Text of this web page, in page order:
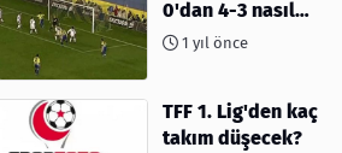
0'dan 4-3 nasıl
kaybetti?
1 yıl önce
TFF 1. Lig'den kaç
takım düşecek?